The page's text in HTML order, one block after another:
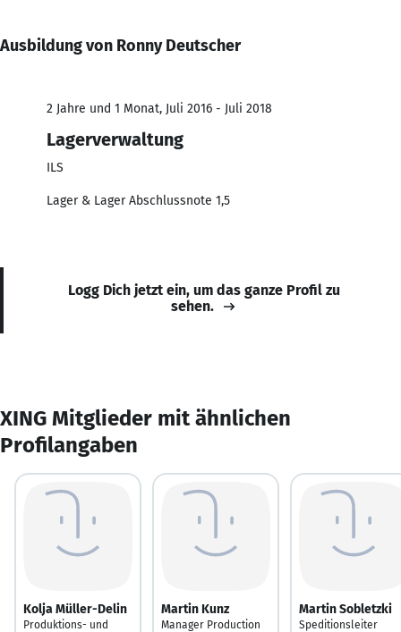
Ausbildung von Ronny Deutscher
2 Jahre und 1 Monat, Juli 2016 - Juli 2018
Lagerverwaltung
ILS
Lager & Lager Abschlussnote 1,5
Logg Dich jetzt ein, um das ganze Profil zu
sehen.
XING Mitglieder mit ähnlichen
Profilangaben
Kolja Müller-Delin
Produktions- und
Martin Kunz
Manager Production
Martin Sobletzki
Speditionsleiter